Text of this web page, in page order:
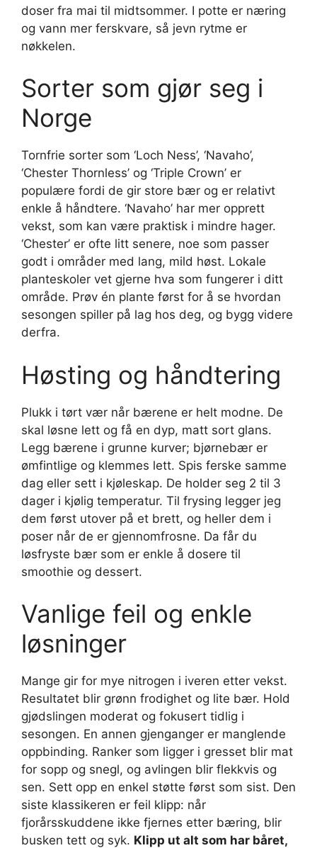
doser fra mai til midtsommer. I potte er næring
og vann mer ferskvare, så jevn rytme er
nøkkelen.
Sorter som gjør seg i
Norge
Tornfrie sorter som ‘Loch Ness’, ‘Navaho’,
‘Chester Thornless’ og ‘Triple Crown’ er
populære fordi de gir store bær og er relativt
enkle å håndtere. ‘Navaho’ har mer opprett
vekst, som kan være praktisk i mindre hager.
‘Chester’ er ofte litt senere, noe som passer
godt i områder med lang, mild høst. Lokale
planteskoler vet gjerne hva som fungerer i ditt
område. Prøv én plante først for å se hvordan
sesongen spiller på lag hos deg, og bygg videre
derfra.
Høsting og håndtering
Plukk i tørt vær når bærene er helt modne. De
skal løsne lett og få en dyp, matt sort glans.
Legg bærene i grunne kurver; bjørnebær er
ømfintlige og klemmes lett. Spis ferske samme
dag eller sett i kjøleskap. De holder seg 2 til 3
dager i kjølig temperatur. Til frysing legger jeg
dem først utover på et brett, og heller dem i
poser når de er gjennomfrosne. Da får du
løsfryste bær som er enkle å dosere til
smoothie og dessert.
Vanlige feil og enkle
løsninger
Mange gir for mye nitrogen i iveren etter vekst.
Resultatet blir grønn frodighet og lite bær. Hold
gjødslingen moderat og fokusert tidlig i
sesongen. En annen gjenganger er manglende
oppbinding. Ranker som ligger i gresset blir mat
for sopp og snegl, og avlingen blir flekkvis og
sen. Sett opp en enkel støtte først som sist. Den
siste klassikeren er feil klipp: når
fjorårsskuddene ikke fjernes etter bæring, blir
busken tett og syk. Klipp ut alt som har båret,